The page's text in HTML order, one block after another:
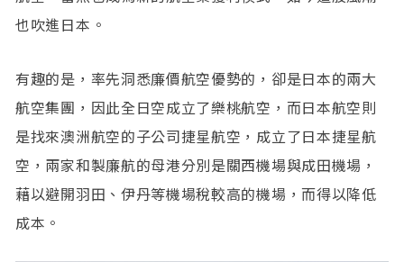
也吹進日本。
有趣的是，率先洞悉廉價航空優勢的，卻是日本的兩大
航空集團，因此全日空成立了樂桃航空，而日本航空則
是找來澳洲航空的子公司捷星航空，成立了日本捷星航
空，兩家和製廉航的母港分別是關西機場與成田機場，
藉以避開羽田、伊丹等機場稅較高的機場，而得以降低
成本。